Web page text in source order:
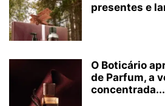
presentes e
O Boticário
de Parfum, a
concentrada...